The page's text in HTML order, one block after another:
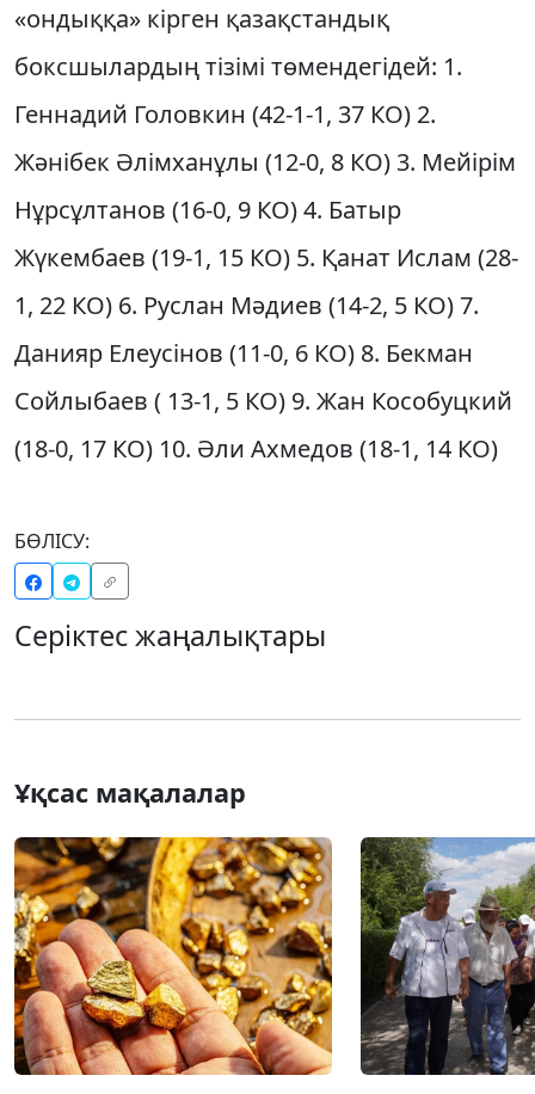
«ондыққа» кірген қазақстандық
боксшылардың тізімі төмендегідей: 1.
Геннадий Головкин (42-1-1, 37 КО) 2.
Жәнібек Әлімханұлы (12-0, 8 КО) 3. Мейірім
Нұрсұлтанов (16-0, 9 КО) 4. Батыр
Жүкембаев (19-1, 15 КО) 5. Қанат Ислам (28-
1, 22 КО) 6. Руслан Мәдиев (14-2, 5 КО) 7.
Данияр Елеусінов (11-0, 6 КО) 8. Бекман
Сойлыбаев ( 13-1, 5 КО) 9. Жан Кособуцкий
(18-0, 17 КО) 10. Әли Ахмедов (18-1, 14 КО)
БӨЛІСУ:
Серіктес жаңалықтары
Ұқсас мақалалар